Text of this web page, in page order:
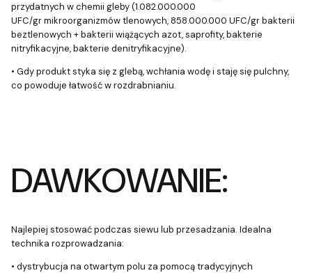
przydatnych w chemii gleby (1.082.000.000
UFC/gr mikroorganizmów tlenowych, 858.000.000 UFC/gr bakterii
beztlenowych + bakterii wiążących azot, saprofity, bakterie
nitryfikacyjne, bakterie denitryfikacyjne).
• Gdy produkt styka się z glebą, wchłania wodę i staję się pulchny,
co powoduje łatwość w rozdrabnianiu.
DAWKOWANIE:
Najlepiej stosować podczas siewu lub przesadzania. Idealna
technika rozprowadzania:
• dystrybucja na otwartym polu za pomocą tradycyjnych